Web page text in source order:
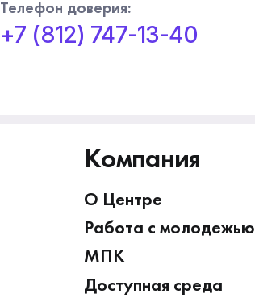
Телефон доверия:
+7 (812) 747-13-40
Компания
О Центре
Работа с молодежью
МПК
Доступная среда